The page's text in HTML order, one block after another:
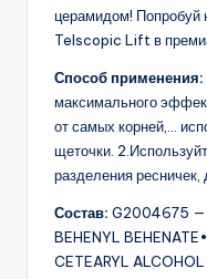
церамидом! Попробуй
Telscopic Lift в
Способ применения:
максимального
от самых корней,…
щеточки.
разделения
Состав: G2004675 —
BEHENYL
CETEARYL